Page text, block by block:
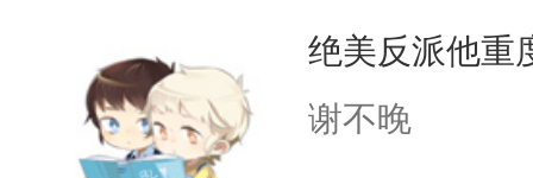
小白莲：“嘤
胡说，我没碰
人，最终坐上
病，一个个的
上了还是无动
绝美反派他重
谢不晚